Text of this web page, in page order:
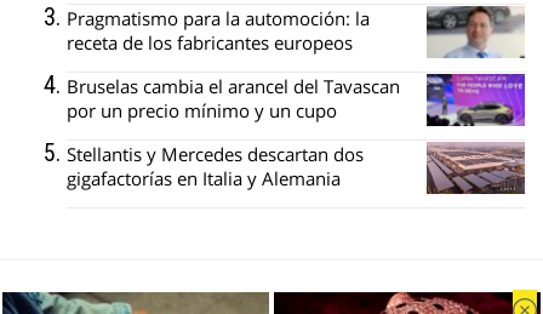
Pragmatismo para la automoción: la
receta de los fabricantes europeos
Bruselas cambia el arancel del Tavascan
por un precio mínimo y un cupo
Stellantis y Mercedes descartan dos
gigafactorías en Italia y Alemania